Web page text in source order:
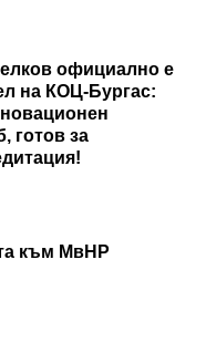
официално е
на КОЦ-Бургас:
готов за
към МвНР